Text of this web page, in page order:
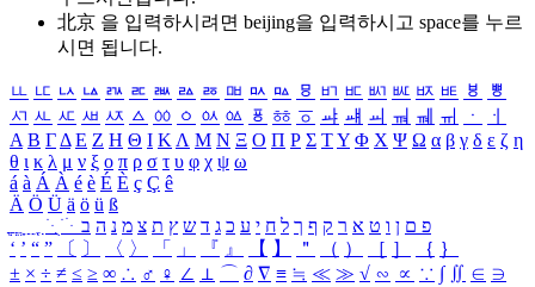
北京 을 입력하시려면 beijing을 입력하시고 space를 누르
시면 됩니다.
ㅥ ㅦ ㅧ ㅨ ㅩ ㅪ ㅫ ㅬ ㅭ ㅮ ㅯ ㅰ ㅱ ㅲ ㅳ ㅴ ㅵ ㅶ ㅷ ㅸ
ㅹ
ㅺ ㅻ ㅼ ㅽ ㅾ ㅿ ㆀ ㆁ ㆂ ㆃ ㆄ ㆅ ㆆ ㆇ ㆈ ㆉ ㆊ ㆋ ㆌ ㆍ
ㆎ
Α Β ΓΔ Ε Ζ Η Θ Ι ΚΛ Μ Ν Ξ Ο Π Ρ Σ ΤΥ Φ Χ Ψ Ω α β γ δ ε ζ η
θ ι κ λ μ ν ξ ο π ρ σ τ υ φ χ ψ ω
á à Á À é è É È ç Ç ê
Ä Ö Ü ä ö ü ß
ִֶֹ ֻּ ׁׂ פ ם ן ו ט א ר ק ף ך ל ח י ע כ ג ד ש ץ ת צ מ נ ה ב
‘ ’ “ ” 〔 〕 〈 〉 「 」 『 』 【 】 ＂ （ ） ［ ］ ｛ ｝
± × ÷ ≠ ≤ ≥ ∞ ∴ ♂ ♀ ∠ ⊥ ⌒ ∂ ∇ ≡ ≒ ≪ ≫ √ ∽ ∝ ∵ ∫ ∬ ∈ ∋